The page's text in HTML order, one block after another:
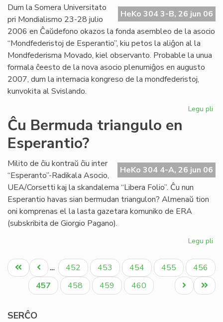
la
HeKo 304 3-B, 26 jun 06
Dum la Somera Universitato
pri Mondialismo 23-28 julio
2006 en Ĉaŭdefono okazos la fonda asembleo de la asocio
“Mondfederistoj de Esperantio”, kiu petos la aliĝon al la
Mondfederisma Movado, kiel observanto. Probable la unua
formala ĉeesto de la nova asocio plenumiĝos en augusto
2007, dum la internacia kongreso de la mondfederistoj,
kunvokita al Svislando.
Legu pli
Ĉu Bermuda triangulo en
Esperantio?
HeKo 304 4-A, 26 jun 06
Milito de ĉiu kontraŭ ĉiu inter
“Esperanto”-Radikala Asocio,
UEA/Corsetti kaj la skandalema “Libera Folio”. Ĉu nun
Esperantio havas sian bermudan triangulon? Almenaŭ tion
oni komprenas el la lasta gazetara komuniko de ERA
(subskribita de Giorgio Pagano).
Legu pli
en
Pagination
Unua
paĝo
Antaŭa
paĝo
… Paĝo
452 Paĝo
453 Paĝo
454 Paĝo
455 Paĝo
456
Aktuala
paĝo
457 Paĝo
458 Paĝo
459 Paĝo
460
Last
page
Next
page
SERĈO